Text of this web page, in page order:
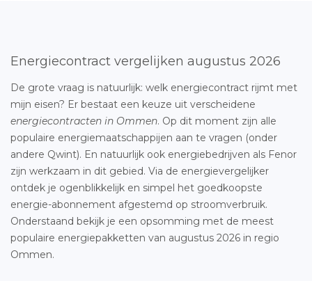
Energiecontract vergelijken augustus 2026
De grote vraag is natuurlijk: welk energiecontract rijmt met
mijn eisen? Er bestaat een keuze uit verscheidene
energiecontracten in Ommen. Op dit moment zijn alle
populaire energiemaatschappijen aan te vragen (onder
andere Qwint). En natuurlijk ook energiebedrijven als Fenor
zijn werkzaam in dit gebied. Via de energievergelijker
ontdek je ogenblikkelijk en simpel het goedkoopste
energie-abonnement afgestemd op stroomverbruik.
Onderstaand bekijk je een opsomming met de meest
populaire energiepakketten van augustus 2026 in regio
Ommen.